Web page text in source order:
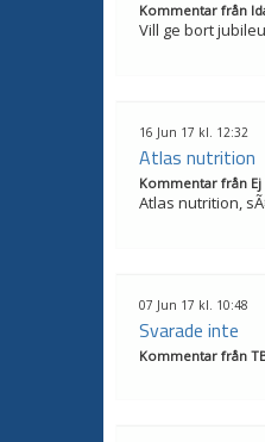
Kommentar från
Vill ge bort
16 Jun 17 kl. 12:32
Atlas nutrition
Kommentar från
Atlas nutrition,
07 Jun 17 kl. 10:48
Svarade inte
Kommentar från